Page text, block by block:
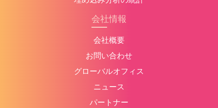
会社情報
会社概要
お問い合わせ
グローバルオフィス
ニュース
パートナー